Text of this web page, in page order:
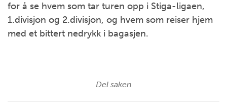
for å se hvem som tar turen opp i Stiga-ligaen,
1.divisjon og 2.divisjon, og hvem som reiser hjem
med et bittert nedrykk i bagasjen.
Del saken